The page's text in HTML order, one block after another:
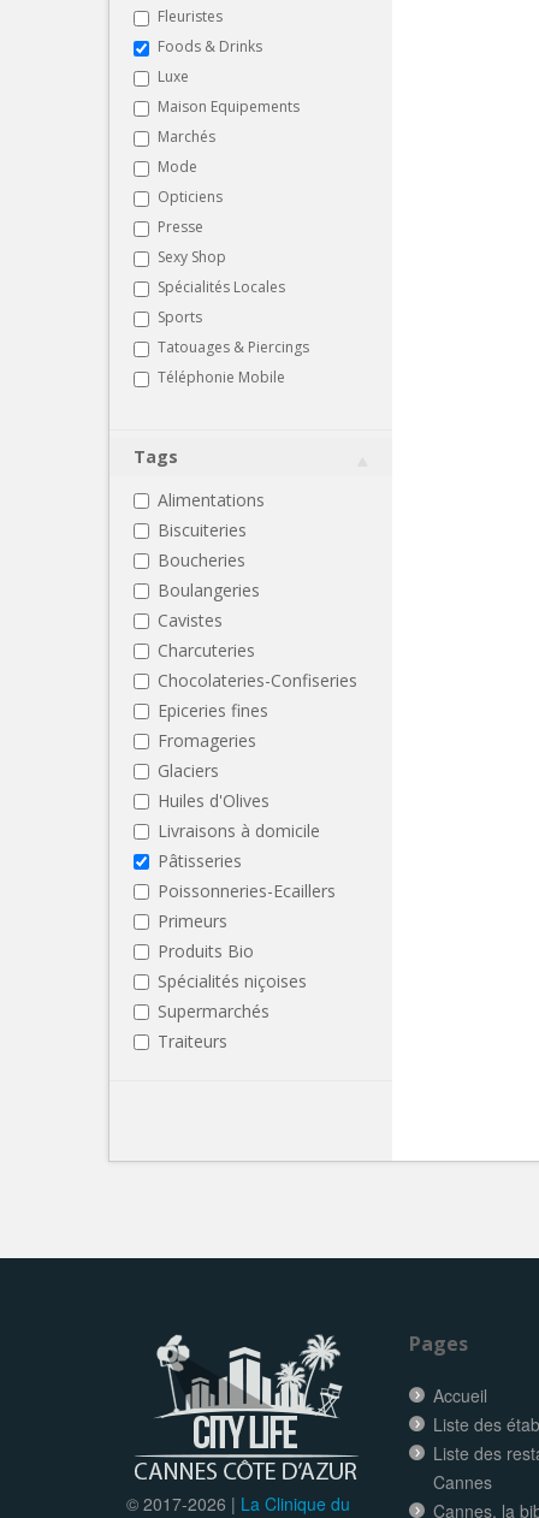
Fleuristes
Foods & Drinks
Luxe
Maison Equipements
Marchés
Mode
Opticiens
Presse
Sexy Shop
Spécialités Locales
Sports
Tatouages & Piercings
Téléphonie Mobile
Tags
Alimentations
Biscuiteries
Boucheries
Boulangeries
Cavistes
Charcuteries
Chocolateries-Confiseries
Epiceries fines
Fromageries
Glaciers
Huiles d'Olives
Livraisons à domicile
Pâtisseries
Poissonneries-Ecaillers
Primeurs
Produits Bio
Spécialités niçoises
Supermarchés
Traiteurs
© 2017-2026 | La Clinique du
Pages
Accueil
Liste des
Liste des
Cannes
Cannes, la